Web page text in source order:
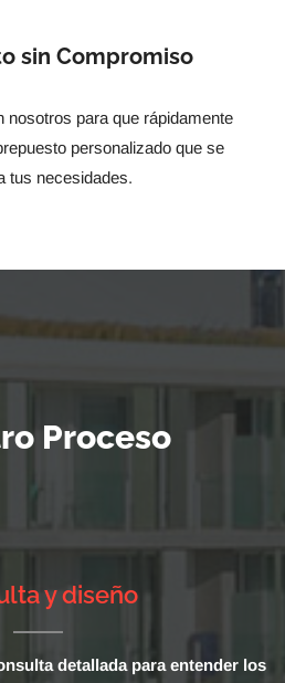
sin Compromiso
nosotros para que rápidamente
personalizado que se
tus necesidades.
Proceso
y diseño
detallada para entender los